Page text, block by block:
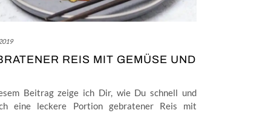
REIS MIT GEMÜSE UND
Beitrag zeige ich Dir, wie Du schnell und
eine leckere Portion gebratener Reis mit